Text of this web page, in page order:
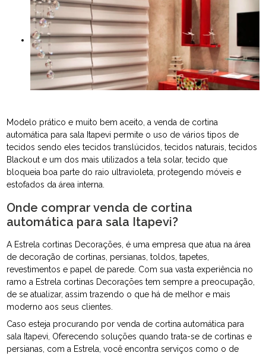
Modelo prático e muito bem aceito, a venda de cortina
automática para sala Itapevi permite o uso de vários tipos de
tecidos sendo eles tecidos translúcidos, tecidos naturais, tecidos
Blackout e um dos mais utilizados a tela solar, tecido que
bloqueia boa parte do raio ultravioleta, protegendo móveis e
estofados da área interna.
Onde comprar venda de cortina
automática para sala Itapevi?
A Estrela cortinas Decorações, é uma empresa que atua na área
de decoração de cortinas, persianas, toldos, tapetes,
revestimentos e papel de parede. Com sua vasta experiência no
ramo a Estrela cortinas Decorações tem sempre a preocupação,
de se atualizar, assim trazendo o que há de melhor e mais
moderno aos seus clientes.
Caso esteja procurando por venda de cortina automática para
sala Itapevi, Oferecendo soluções quando trata-se de cortinas e
persianas, com a Estrela, você encontra serviços como o de